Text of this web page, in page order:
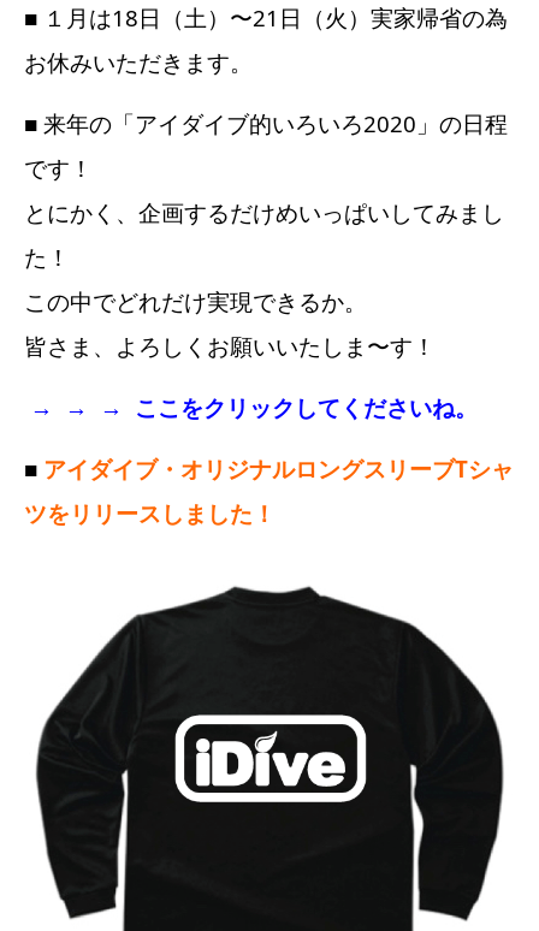
■ １月は18日（土）〜21日（火）実家帰省の為
お休みいただきます。
■ 来年の「アイダイブ的いろいろ2020」の日程
です！
とにかく、企画するだけめいっぱいしてみまし
た！
この中でどれだけ実現できるか。
皆さま、よろしくお願いいたしま〜す！
→ → → ここをクリックしてくださいね。
■ アイダイブ・オリジナルロングスリーブTシャ
ツをリリースしました！